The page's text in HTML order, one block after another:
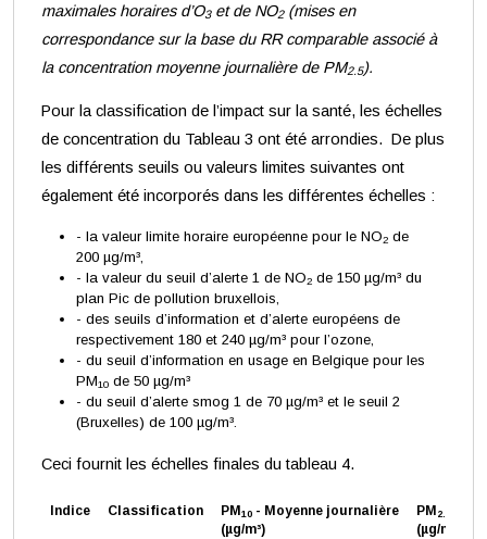
maximales horaires d’O3et de NO2(mises en
correspondance sur la base du RR comparable associé à
la concentration moyenne journalière de PM2.5).
Pour la classification de l’impact sur la santé, les échelles
de concentration du Tableau 3 ont été arrondies. De plus
les différents seuils ou valeurs limites suivantes ont
également été incorporés dans les différentes échelles :
- la valeur limite horaire européenne pour le NO2 de
200 µg/m³,
- la valeur du seuil d’alerte 1 de NO2 de 150 µg/m³ du
plan Pic de pollution bruxellois,
- des seuils d’information et d’alerte européens de
respectivement 180 et 240 µg/m³ pour l’ozone,
- du seuil d’information en usage en Belgique pour les
PM10 de 50 µg/m³
- du seuil d’alerte smog 1 de 70 µg/m³ et le seuil 2
(Bruxelles) de 100 µg/m³.
Ceci fournit les échelles finales du tableau 4.
Indice Classification PM10 - Moyenne journalière
(µg/m³)
PM 2.5
(µg/m³)